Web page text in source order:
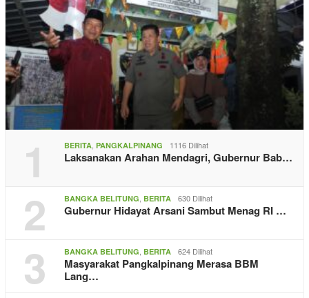
1 BERITA PANGKALPINANG 1116 Dilihat
Laksanakan Arahan Mendagri, Gubernur Bab…
2 BANGKA BELITUNG BERITA 630 Dilihat
Gubernur Hidayat Arsani Sambut Menag RI …
3 BANGKA BELITUNG BERITA 624 Dilihat
Masyarakat Pangkalpinang Merasa BBM
Lang…